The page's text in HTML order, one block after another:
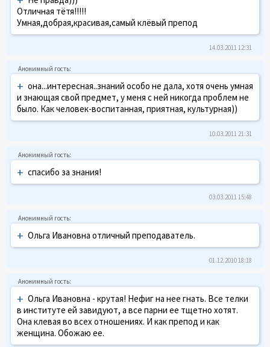
Отличная тётя!!!!!
Умная,добрая,красивая,самый клёвый препод
14.03.2011 12:31
+ она...интересная..знаний особо не дала, хотя очень умная
и знающая свой предмет, у меня с ней никогда проблем не
было. Как человек-воспитанная, приятная, культурная))
10.03.2011 21:31
+ спасибо за знания!
03.03.2011 15:48
+ Ольга Ивановна отличный преподаватель.
01.12.2010 18:18
+ Ольга Ивановна - крутая! Нефиг на нее гнать. Все телки
в институте ей завидуют, а все парни ее тщетно хотят.
Она клевая во всех отношениях. И как препод и как
женщина. Обожаю ее.